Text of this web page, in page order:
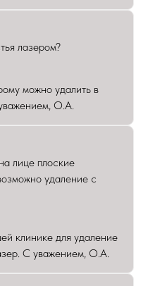
лазером?
можно удалить в
О.А.
лице плоские
удаление с
клинике для удаление
С уважением, О.А.